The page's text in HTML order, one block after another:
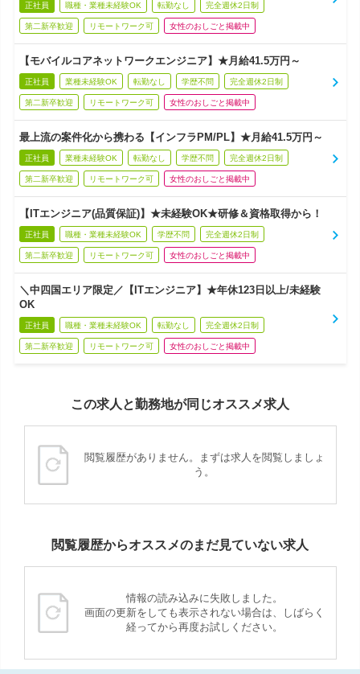
正社員 職種・業種未経験OK 転勤なし 完全週休2日制
第二新卒歓迎 リモートワーク可 女性のおしごと掲載中
【モバイルコアネットワークエンジニア】★月給41.5万円～
正社員 業種未経験OK 転勤なし 学歴不問 完全週休2日制
第二新卒歓迎 リモートワーク可 女性のおしごと掲載中
最上流の案件化から携わる【インフラPM/PL】★月給41.5万円～
正社員 業種未経験OK 転勤なし 学歴不問 完全週休2日制
第二新卒歓迎 リモートワーク可 女性のおしごと掲載中
【ITエンジニア(品質保証)】★未経験OK★研修＆資格取得から！
正社員 職種・業種未経験OK 学歴不問 完全週休2日制
第二新卒歓迎 リモートワーク可 女性のおしごと掲載中
＼中四国エリア限定／【ITエンジニア】★年休123日以上/未経験
OK
正社員 職種・業種未経験OK 転勤なし 完全週休2日制
第二新卒歓迎 リモートワーク可 女性のおしごと掲載中
この求人と勤務地が同じオススメ求人
閲覧履歴がありません。まずは求人を閲覧しましょ
う。
閲覧履歴からオススメのまだ見ていない求人
情報の読み込みに失敗しました。
画面の更新をしても表示されない場合は、しばらく
経ってから再度お試しください。